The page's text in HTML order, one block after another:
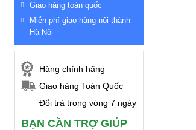
Giao hàng toàn quốc
Miễn phí giao hàng nội thành
Hà Nội
Hàng chính hãng
Giao hàng Toàn Quốc
Đổi trả trong vòng 7 ngày
BẠN CẦN TRỢ GIÚP